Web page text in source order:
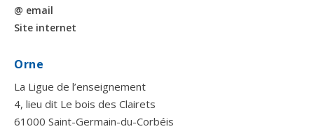
@ email
Site internet
Orne
La Ligue de l’enseignement
4, lieu dit Le bois des Clairets
61000 Saint-Germain-du-Corbéis